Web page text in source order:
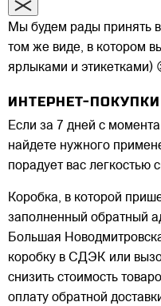
Мы будем рады принять
том же виде, в котором
ярлыками и этикетками)
ИНТЕРНЕТ-ПОКУПКИ
Если за 7 дней с
найдете нужного
порадует вас легкостью
Коробка, в которой
заполненный обратный
Большая
коробку в СДЭК или
снизить стоимость
оплату обратной